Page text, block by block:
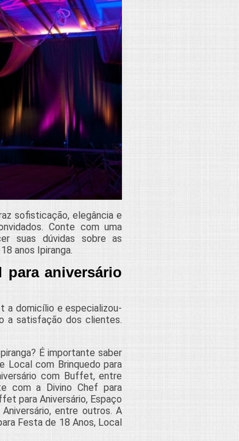
sofisticação, elegância e
Conte com uma
suas dúvidas sobre as
anos Ipiranga.
para aniversário
a domicílio e especializou-
a satisfação dos clientes.
É importante saber
Local com Brinquedo para
com Buffet, entre
com a Divino Chef para
para Aniversário, Espaço
entre outros. A
Festa de 18 Anos, Local